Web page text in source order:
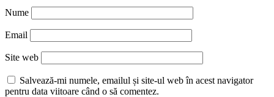
Nume
Email
Site web
Salvează-mi numele, emailul și site-ul web în acest navigator
pentru data viitoare când o să comentez.